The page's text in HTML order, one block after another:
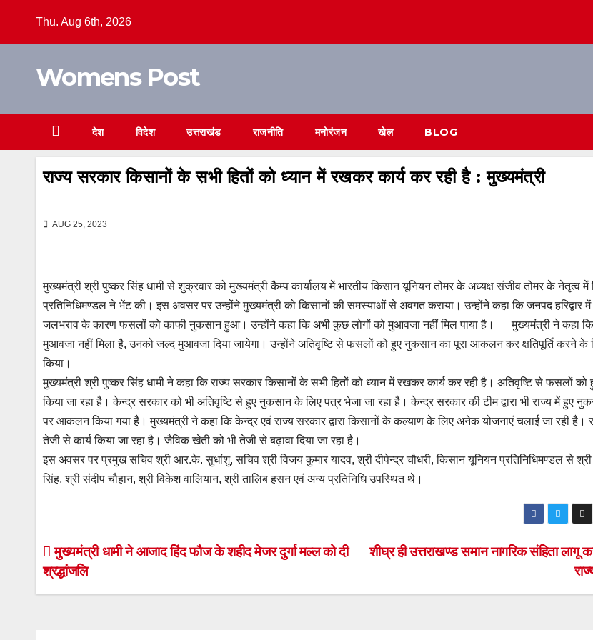
Thu. Aug 6th, 2026
Womens Post
देश विदेश उत्तराखंड राजनीति मनोरंजन खेल BLOG
राज्य सरकार किसानों के सभी हितों को ध्यान में रखकर कार्य कर रही है : मुख्यमंत्री
AUG 25, 2023
मुख्यमंत्री श्री पुष्कर सिंह धामी से शुक्रवार को मुख्यमंत्री कैम्प कार्यालय में भारतीय किसान यूनियन तोमर के अध्यक्ष संजीव तोमर के नेतृत्व
प्रतिनिधिमण्डल ने भेंट की। इस अवसर पर उन्होंने मुख्यमंत्री को किसानों की समस्याओं से अवगत कराया। उन्होंने कहा कि जनपद हरिद्वार में
जलभराव के कारण फसलों को काफी नुकसान हुआ। उन्होंने कहा कि अभी कुछ लोगों को मुआवजा नहीं मिल पाया है। मुख्यमंत्री ने कहा
मुआवजा नहीं मिला है, उनको जल्द मुआवजा दिया जायेगा। उन्होंने अतिवृष्टि से फसलों को हुए नुकसान का पूरा आकलन कर क्षतिपूर्ति करने
किया।
मुख्यमंत्री श्री पुष्कर सिंह धामी ने कहा कि राज्य सरकार किसानों के सभी हितों को ध्यान में रखकर कार्य कर रही है। अतिवृष्टि से फसलों
किया जा रहा है। केन्द्र सरकार को भी अतिवृष्टि से हुए नुकसान के लिए पत्र भेजा जा रहा है। केन्द्र सरकार की टीम द्वारा भी राज्य में हुए
पर आकलन किया गया है। मुख्यमंत्री ने कहा कि केन्द्र एवं राज्य सरकार द्वारा किसानों के कल्याण के लिए अनेक योजनाएं चलाई जा रही है।
तेजी से कार्य किया जा रहा है। जैविक खेती को भी तेजी से बढ़ावा दिया जा रहा है।
इस अवसर पर प्रमुख सचिव श्री आर.के. सुधांशु, सचिव श्री विजय कुमार यादव, श्री दीपेन्द्र चौधरी, किसान यूनियन प्रतिनिधिमण्डल से
सिंह, श्री संदीप चौहान, श्री विकेश वालियान, श्री तालिब हसन एवं अन्य प्रतिनिधि उपस्थित थे।
Post
navigation
शीघ्र ही उत्तराखण्ड समान नागरिक संहिता लागू
मुख्यमंत्री धामी ने आजाद हिंद फौज के शहीद मेजर दुर्गा मल्ल को दी
श्रद्धांजलि